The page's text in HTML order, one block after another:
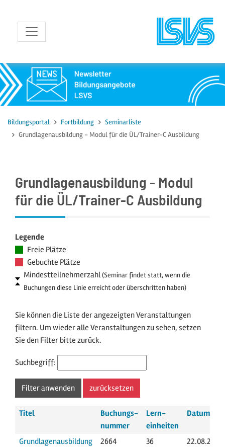
zum Inhalt
Bildungsportal Fortbildung
Seminarliste
Grundlagenausbildung - Modul für die ÜL/Trainer-C Ausbildung
Grundlagenausbildung - Modul
für die ÜL/Trainer-C Ausbildung
Legende
Freie Plätze
Gebuchte Plätze
Mindestteilnehmerzahl(Seminar findet statt, wenn die
Buchungen diese Linie erreicht oder überschritten haben)
Sie können die Liste der angezeigten Veranstaltungen
filtern. Um wieder alle Veranstaltungen zu sehen, setzen
Sie den Filter bitte zurück.
Suchbegriff:
Titel
Buchungs­
nummer
Lern­
einheiten
Datum
Grundlagenausbildung 2664 36